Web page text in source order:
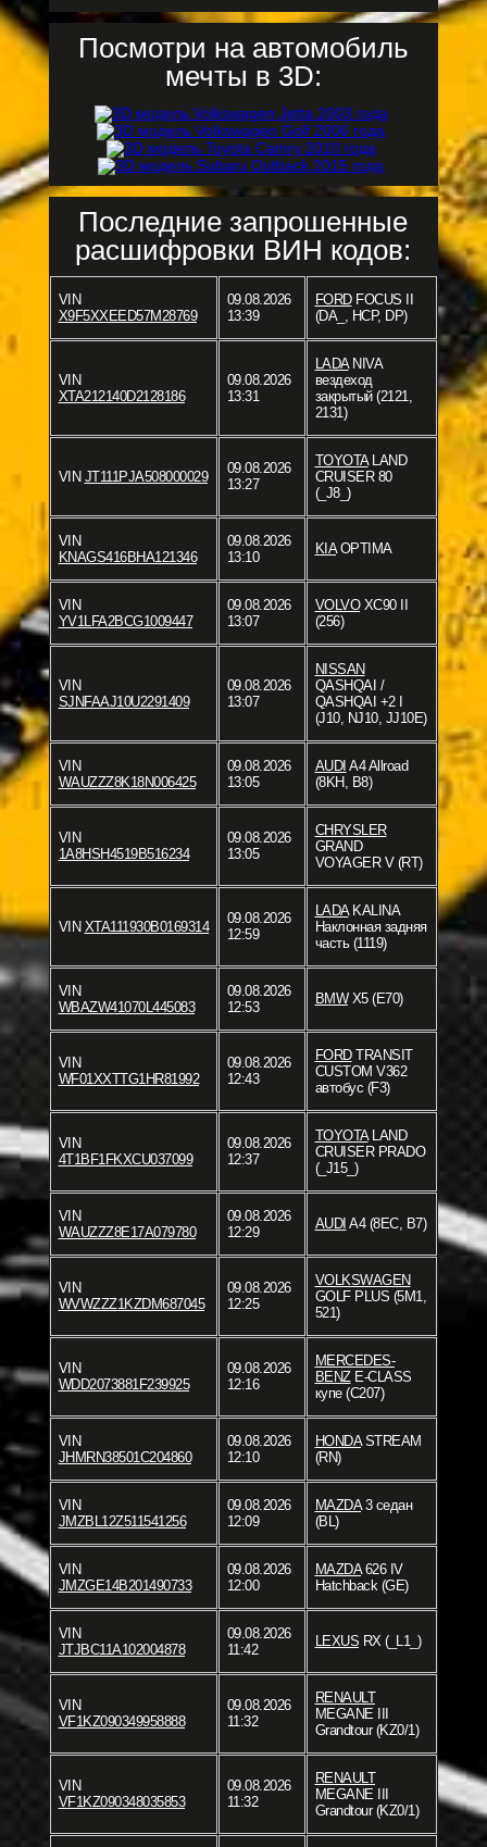
Посмотри на автомобиль
мечты в 3D:
Последние запрошенные
расшифровки ВИН кодов:
VIN
X9F5XXEED57M28769
09.08.2026
13:39
FORDFOCUS II
(DA_, HCP, DP)
VIN
XTA212140D2128186
09.08.2026
13:31
LADANIVA
вездеход
закрытый (2121,
2131)
VIN JT111PJA508000029
09.08.2026
13:27
TOYOTALAND
CRUISER 80
(_J8_)
VIN
KNAGS416BHA121346
09.08.2026
13:10
KIAOPTIMA
VIN
YV1LFA2BCG1009447
09.08.2026
13:07
VOLVOXC90 II
(256)
VIN
SJNFAAJ10U2291409
09.08.2026
13:07
NISSAN
QASHQAI /
QASHQAI +2 I
(J10, NJ10, JJ10E)
VIN
WAUZZZ8K18N006425
09.08.2026
13:05
AUDI A4 Allroad
(8KH, B8)
VIN
1A8HSH4519B516234
09.08.2026
13:05
CHRYSLER
GRAND
VOYAGER V (RT)
VIN XTA111930B0169314
09.08.2026
12:59
LADAKALINA
Наклонная задняя
часть (1119)
VIN
WBAZW41070L445083
09.08.2026
12:53
BMWX5 (E70)
VIN
WF01XXTTG1HR81992
09.08.2026
12:43
FORDTRANSIT
CUSTOM V362
автобус (F3)
VIN
4T1BF1FKXCU037099
09.08.2026
12:37
TOYOTALAND
CRUISER PRADO
(_J15_)
VIN
WAUZZZ8E17A079780
09.08.2026
12:29
AUDI A4 (8EC, B7)
VIN
WVWZZZ1KZDM687045
09.08.2026
12:25
VOLKSWAGEN
GOLF PLUS (5M1,
521)
VIN
WDD2073881F239925
09.08.2026
12:16
MERCEDES-
BENZE-CLASS
купе (C207)
VIN
JHMRN38501C204860
09.08.2026
12:10
HONDASTREAM
(RN)
VIN
JMZBL12Z511541256
09.08.2026
12:09
MAZDA3 седан
(BL)
VIN
JMZGE14B201490733
09.08.2026
12:00
MAZDA626 IV
Hatchback (GE)
VIN
JTJBC11A102004878
09.08.2026
11:42
LEXUS RX (_L1_)
VIN
VF1KZ090349958888
09.08.2026
11:32
RENAULT
MEGANE III
Grandtour (KZ0/1)
VIN
VF1KZ090348035853
09.08.2026
11:32
RENAULT
MEGANE III
Grandtour (KZ0/1)